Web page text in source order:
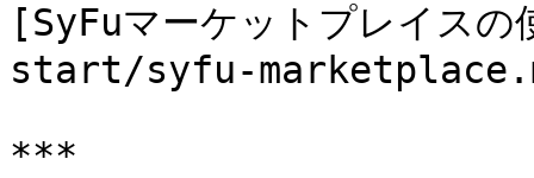
[SyFuマーケットプレイ
start/syfu-
***